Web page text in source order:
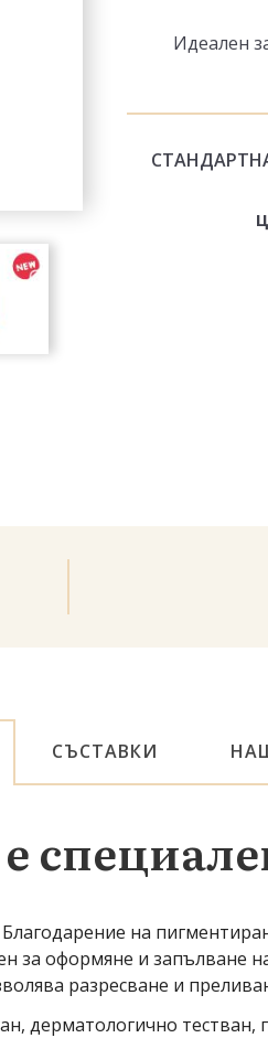
Идеален
СЪСТАВКИ
на
за оформяне и запълване
разресване и
дерматологично тестван,